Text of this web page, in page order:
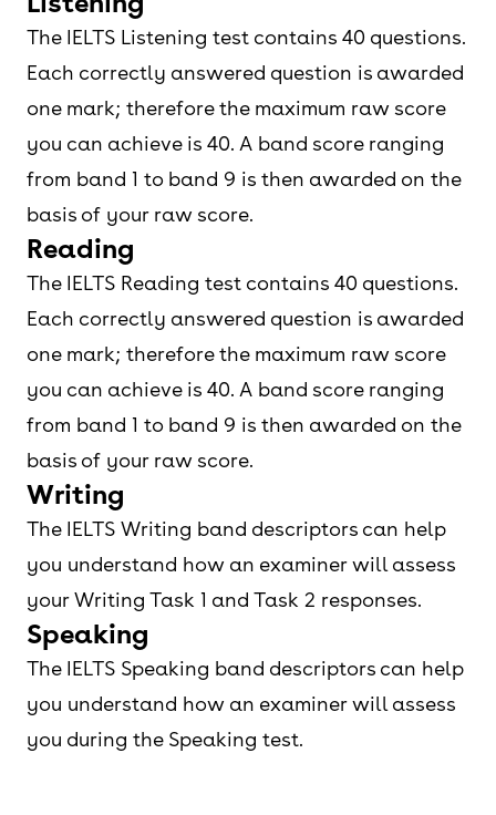
The IELTS Listening test contains 40 questions.
Each correctly answered question is awarded
one mark; therefore the maximum raw score
you can achieve is 40. A band score ranging
from band 1 to band 9 is then awarded on the
basis of your raw score.
Reading
The IELTS Reading test contains 40 questions.
Each correctly answered question is awarded
one mark; therefore the maximum raw score
you can achieve is 40. A band score ranging
from band 1 to band 9 is then awarded on the
basis of your raw score.
Writing
The IELTS Writing band descriptors can help
you understand how an examiner will assess
your Writing Task 1 and Task 2 responses.
Speaking
The IELTS Speaking band descriptors can help
you understand how an examiner will assess
you during the Speaking test.